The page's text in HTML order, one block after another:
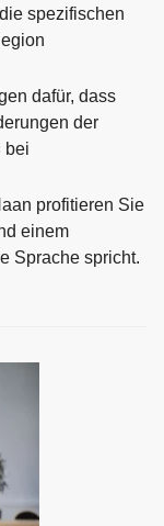
spezifischen
dafür, dass
der
bei
profitieren Sie
einem
Sprache spricht.